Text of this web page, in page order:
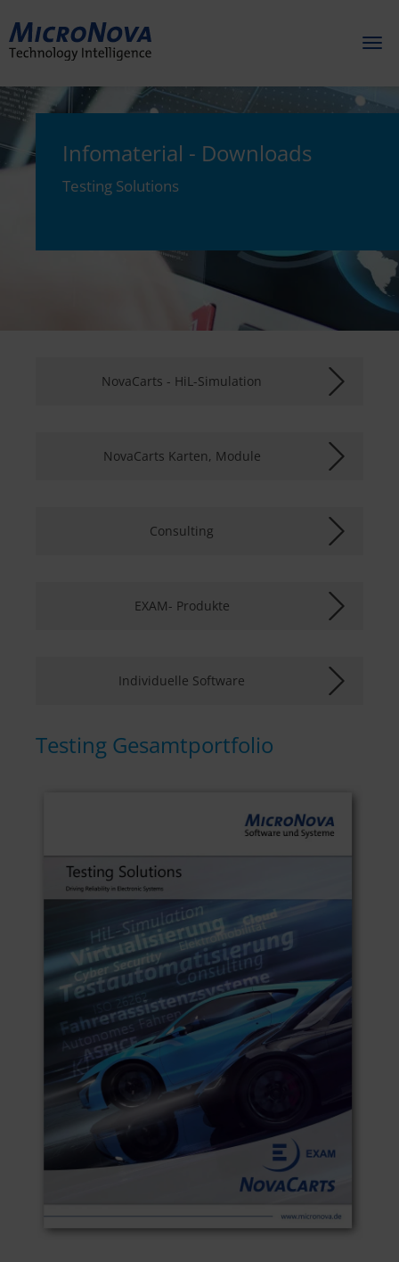
Infomaterial - Downloads
Testing Solutions
NovaCarts - HiL-Simulation
NovaCarts Karten, Module
Consulting
EXAM- Produkte
Individuelle Software
Testing Gesamtportfolio